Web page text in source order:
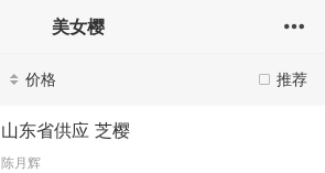
美女樱
推荐
价格
山东省供应 芝樱
陈月辉